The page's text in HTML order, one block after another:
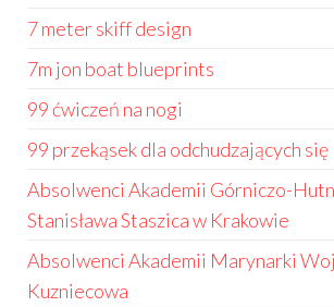
7 meter skiff design
7m jon boat blueprints
99 ćwiczeń na nogi
99 przekąsek dla odchudzających się
Absolwenci Akademii Górniczo-
Stanisława Staszica w Krakowie
Absolwenci Akademii Marynarki
Kuzniecowa